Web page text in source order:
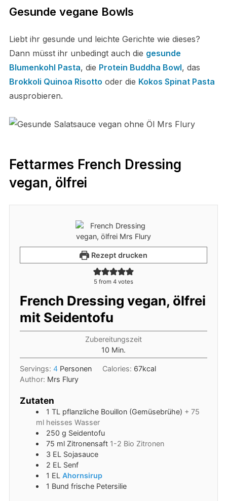
Gesunde vegane Bowls
Liebt ihr gesunde und leichte Gerichte wie dieses?
Dann müsst ihr unbedingt auch die gesunde
Blumenkohl Pasta, die Protein Buddha Bowl, das
Brokkoli Quinoa Risotto oder die Kokos Spinat Pasta
ausprobieren.
Fettarmes French Dressing
vegan, ölfrei
Rezept drucken
5 from 4 votes
French Dressing vegan, ölfrei
mit Seidentofu
Zubereitungszeit
10 Minuten
Min.
Servings: 4 Personen Calories: 67kcal
Author: Mrs Flury
Zutaten
1 TL pflanzliche Bouillon (Gemüsebrühe) + 75
ml heisses Wasser
250 g Seidentofu
75 ml Zitronensaft 1-2 Bio Zitronen
3 EL Sojasauce
2 EL Senf
1 ELAhornsirup
1 Bund frische Petersilie